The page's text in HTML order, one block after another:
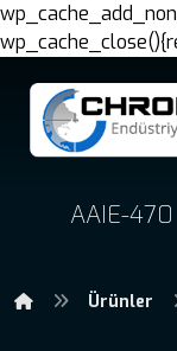
AAIE-
Ürünler